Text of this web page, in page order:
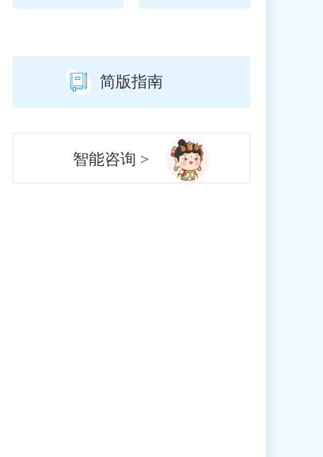
简版指南
智能咨询 >